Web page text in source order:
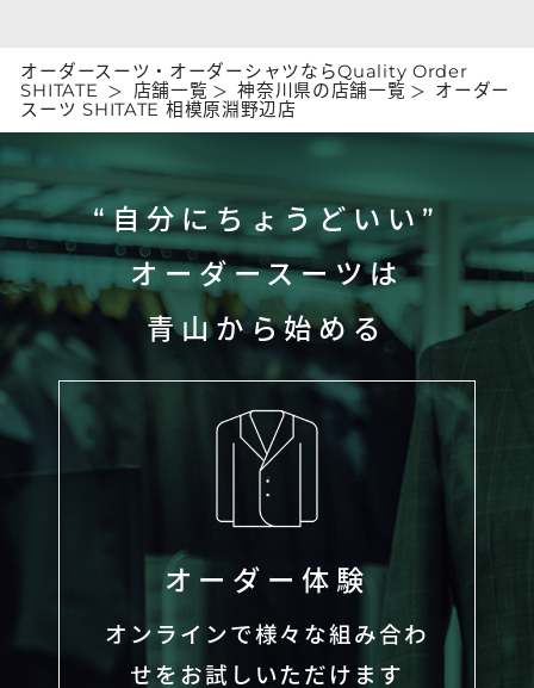
オーダースーツ・オーダーシャツならQuality Order
SHITATE
店舗一覧 神奈川県の店舗一覧
オーダー
スーツ SHITATE 相模原淵野辺店
“自分にちょうどいい”
オーダースーツは
青山から始める
オーダー体験
オンラインで様々な組み合わ
せをお試しいただけます